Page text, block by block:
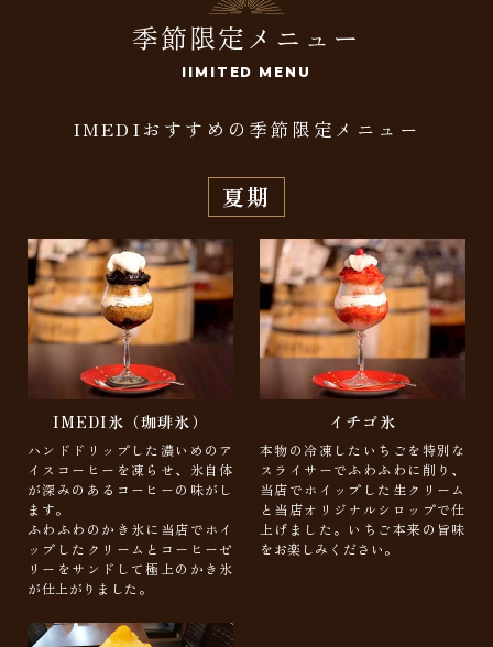
季節限定メニュー
lIMITED MENU
IMEDIおすすめの季節限定メニュー
夏期
IMEDI氷（珈琲氷）
ハンドドリップした濃いめのア
イスコーヒーを凍らせ、氷自体
が深みのあるコーヒーの味がし
ます。
ふわふわのかき氷に当店でホイ
ップしたクリームとコーヒーゼ
リーをサンドして極上のかき氷
が仕上がりました。
イチゴ氷
本物の冷凍したいちごを特別な
スライサーでふわふわに削り、
当店でホイップした生クリーム
と当店オリジナルシロップで仕
上げました。いちご本来の旨味
をお楽しみください。